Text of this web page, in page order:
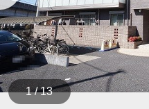
1 / 13